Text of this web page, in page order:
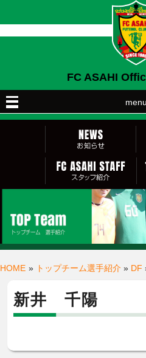
FC ASAHI
menu
HOME » トップチーム選手紹介 » DF
新井 千陽